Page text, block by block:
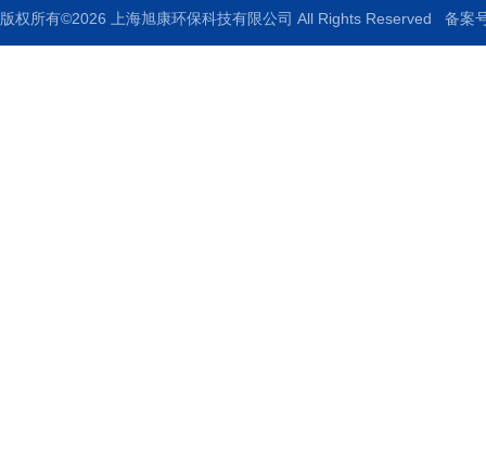
版权所有©2026 上海旭康环保科技有限公司 All Rights Reserved 备案